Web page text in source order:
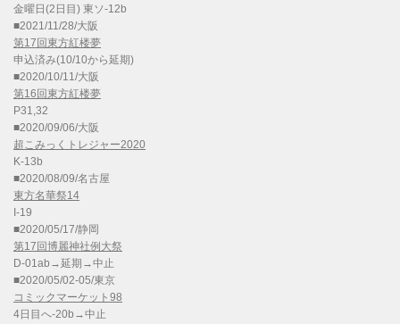
金曜日(2日目) 東ソ-12b
■2021/11/28/大阪
第17回東方紅楼夢
申込済み(10/10から延期)
■2020/10/11/大阪
第16回東方紅楼夢
P31,32
■2020/09/06/大阪
超こみっくトレジャー2020
K-13b
■2020/08/09/名古屋
東方名華祭14
I-19
■2020/05/17/静岡
第17回博麗神社例大祭
D-01ab→延期→中止
■2020/05/02-05/東京
コミックマーケット98
4日目へ-20b→中止